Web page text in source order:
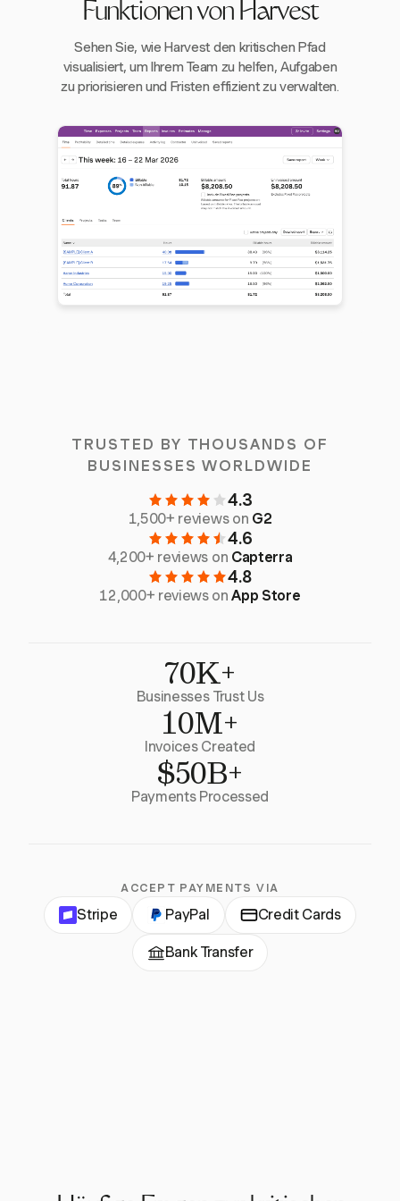
Funktionen von Harvest
Sehen Sie, wie Harvest den kritischen Pfad
visualisiert, um Ihrem Team zu helfen, Aufgaben
zu priorisieren und Fristen effizient zu verwalten.
TRUSTED BY THOUSANDS OF
BUSINESSES WORLDWIDE
4.3
1,500+ reviews on G2
4.6
4,200+ reviews on Capterra
4.8
12,000+ reviews onApp Store
70K+
Businesses Trust Us
10M+
Invoices Created
$50B+
Payments Processed
ACCEPT PAYMENTS VIA
Stripe PayPal Credit Cards
Bank Transfer